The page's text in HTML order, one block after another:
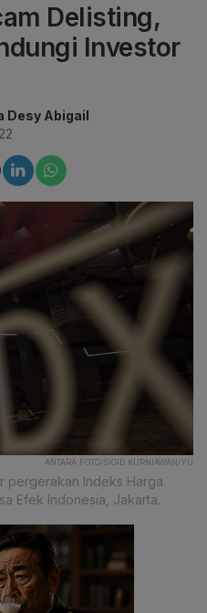
Delisting,
Investor
Desy Abigail
ANTARA FOTO/SIGID KURNIAWAN/YU
pergerakan Indeks Harga
Efek Indonesia, Jakarta.